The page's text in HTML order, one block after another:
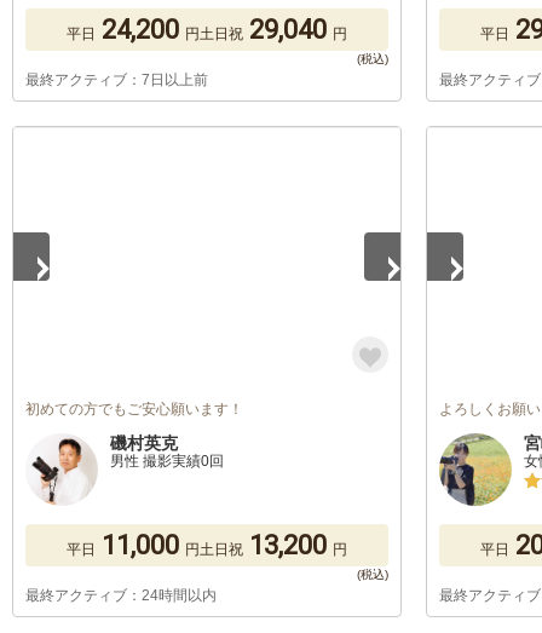
平日 24,200 円土日祝 29,040 円
最終アクティブ：7日以上前
平日
最終アクティ
初めての方でもご安心願います！
磯村英克
男性 撮影実績0回
平日 11,000 円土日祝 13,200 円
最終アクティブ：24時間以内
よろしくお願
女
平日
最終アクティ